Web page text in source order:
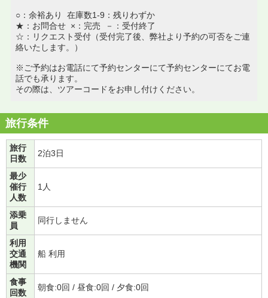
○：余裕あり 在庫数1-9：残りわずか
★：お問合せ ×：完売 －：受付終了
☆：リクエスト受付（受付完了後、弊社より予約の可否をご連
絡いたします。）
※ご予約はお電話にて予約センターにて予約センターにてお電
話でも承ります。
その際は、ツアーコードをお申し付けください。
旅行条件
旅行
日数
2泊3日
最少
催行
人数
1人
添乗
員
同行しません
利用
交通
機関
船 利用
食事
回数
朝食:0回 / 昼食:0回 / 夕食:0回